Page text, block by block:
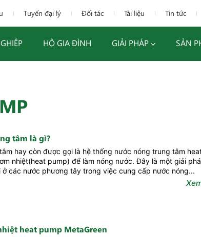
Tuyển đại lý Đối tác Tài liệu Tin tức
HỘ GIA ĐÌNH GIẢI PHÁP SẢN
tâm là gì?
hay còn được gọi là hệ thống nước nóng trung tâm
nhiệt(heat pump) để làm nóng nước. Đây là một giải
các nước phương tây trong việc cung cấp nước nóng...
heat pump MetaGreen